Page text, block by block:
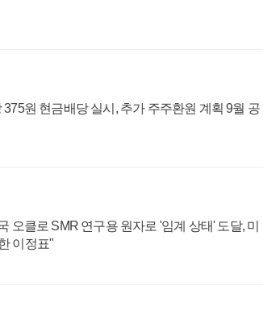
원 현금배당 실시, 추가 주주환원 계획 9월 공
오클로 SMR 연구용 원자로 '임계 상태' 도달, 미
이정표"